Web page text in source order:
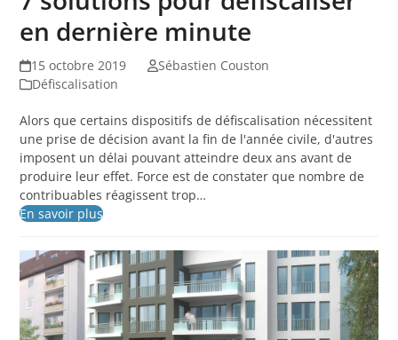
en dernière minute
15 octobre 2019
Sébastien Couston
Défiscalisation
Alors que certains dispositifs de défiscalisation nécessitent
une prise de décision avant la fin de l'année civile, d'autres
imposent un délai pouvant atteindre deux ans avant de
produire leur effet. Force est de constater que nombre de
contribuables réagissent trop…
En savoir plus